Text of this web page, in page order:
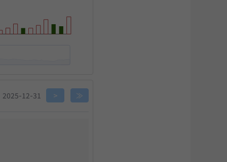
闭
2025-12-31 > ≫